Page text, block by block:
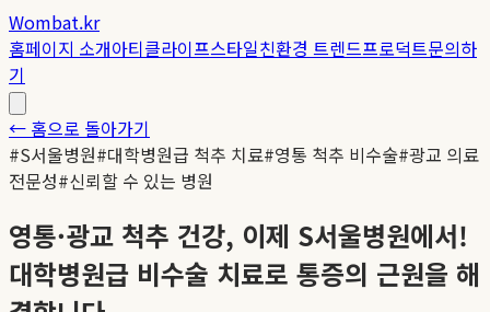
Wombat.kr
홈페이지 소개아티클라이프스타일친환경 트렌드프로덕트문의하
기
← 홈으로 돌아가기
#S서울병원#대학병원급 척추 치료#영통 척추 비수술#광교 의료
전문성#신뢰할 수 있는 병원
영통·광교 척추 건강, 이제 S서울병원에서!
대학병원급 비수술 치료로 통증의 근원을 해